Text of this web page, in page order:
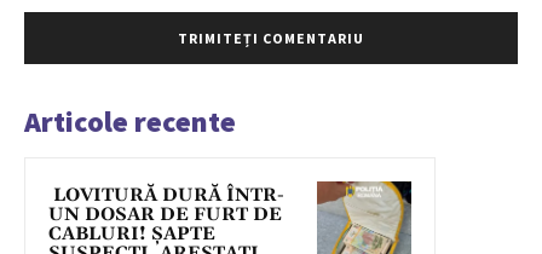
Articole recente
LOVITURĂ DURĂ ÎNTR-
UN DOSAR DE FURT DE
CABLURI! ȘAPTE